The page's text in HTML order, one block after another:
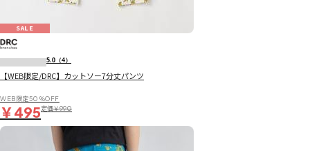
SALE
5.0 （4）
【WEB限定/DRC】カットソー7分丈パンツ
WEB限定50％OFF
￥495定価￥990